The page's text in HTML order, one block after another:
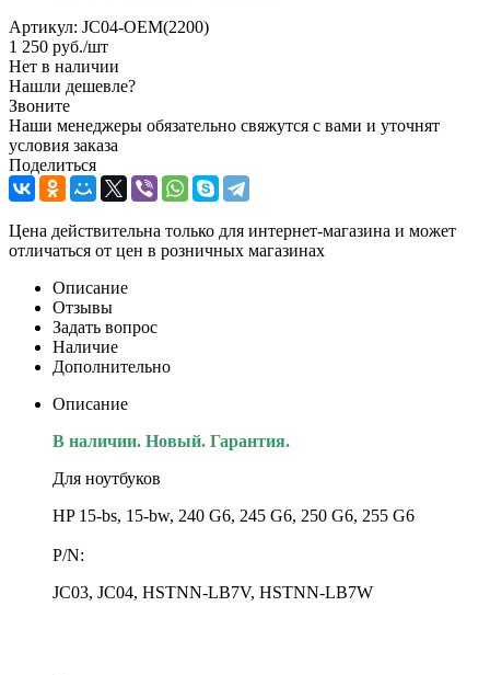
Артикул: JC04-OEM(2200)
1 250 руб./шт
Нет в наличии
Нашли дешевле?
Звоните
Наши менеджеры обязательно свяжутся с вами и уточнят
условия заказа
Поделиться
Цена действительна только для интернет-магазина и может
отличаться от цен в розничных магазинах
Описание
Отзывы
Задать вопрос
Наличие
Дополнительно
Описание
В наличии. Новый. Гарантия.
Для ноутбуков
HP 15-bs, 15-bw, 240 G6, 245 G6, 250 G6, 255 G6
P/N:
JC03, JC04, HSTNN-LB7V, HSTNN-LB7W